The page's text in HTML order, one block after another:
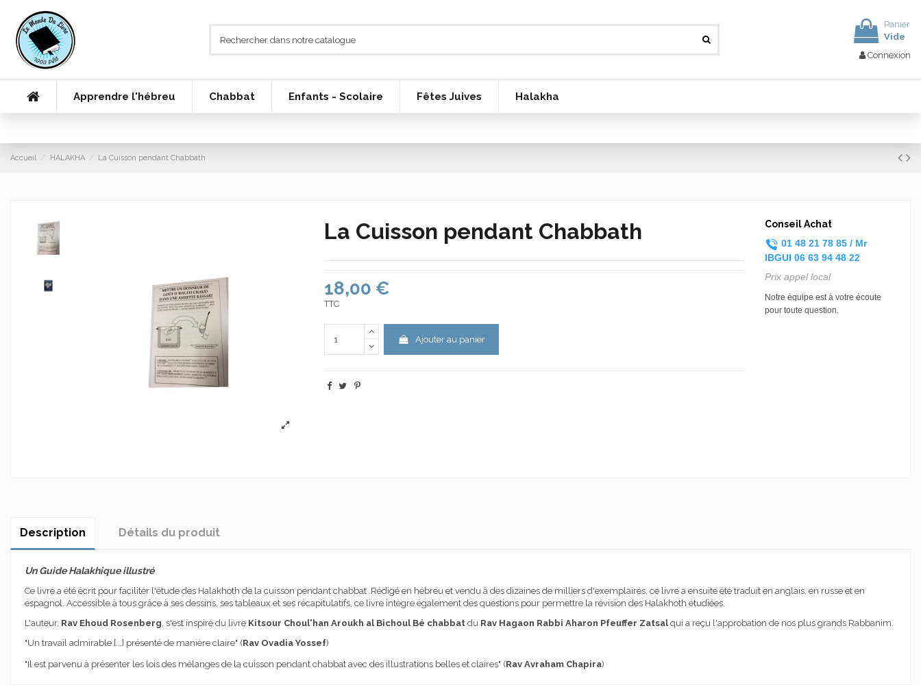
Panier
Vide
Connexion
Apprendre l'hébreu Chabbat Enfants - Scolaire Fêtes Juives Halakha
Accueil HALAKHA La Cuisson pendant Chabbath
La Cuisson pendant Chabbath
18,00 €
TTC
Ajouter au panier
Conseil Achat
01 48 21 78 85 / Mr
IBGUI 06 63 94 48 22
Prix appel local
Notre équipe est à votre écoute
pour toute question.
Description Détails du produit
Un Guide Halakhique illustré
Ce livre a été écrit pour faciliter l'étude des Halakhoth de la cuisson pendant chabbat .Rédigé en hébreu et vendu à des dizaines de milliers d'exemplaires, ce livre a ensuite été traduit en anglais, en russe et en
espagnol. Accessible à tous grâce à ses dessins, ses tableaux et ses récapitulatifs, ce livre intègre également des questions pour permettre la révision des Halakhoth étudiées.
L'auteur, Rav Ehoud Rosenberg , s'est inspiré du livre Kitsour Choul'han Aroukh al Bichoul Bé chabbat du Rav Hagaon Rabbi Aharon Pfeuffer Zatsalqui a reçu l'approbation de nos plus grands Rabbanim.
"Un travail admirable [...] présenté de manière claire" (Rav Ovadia Yossef)
"Il est parvenu à présenter les lois des mélanges de la cuisson pendant chabbat avec des illustrations belles et claires" (Rav Avraham Chapira)